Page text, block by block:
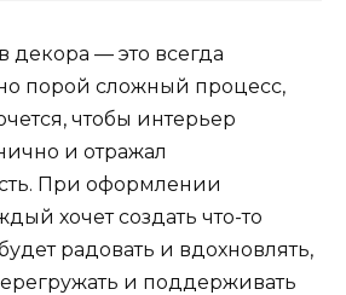
декора — это всегда
порой сложный процесс,
чтобы интерьер
и отражал
При оформлении
хочет создать что-то
радовать и вдохновлять,
и поддерживать